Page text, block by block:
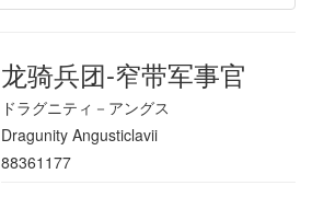
龙骑兵团-窄带军事官
ドラグニティ－アングス
Dragunity Angusticlavii
88361177